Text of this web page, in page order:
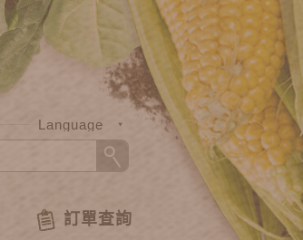
訂單查詢
Language